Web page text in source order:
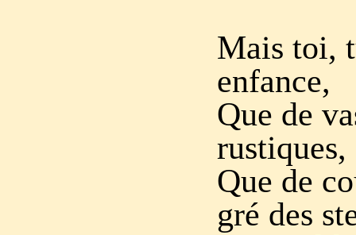
Mais toi,
enfance,
Que de
rustiques,
Que de
gré des